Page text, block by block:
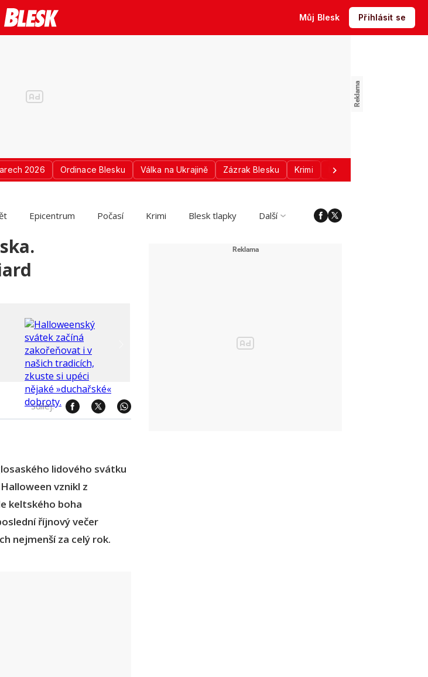
Můj Blesk Přihlásit se
2026 Ordinace Blesku Válka na Ukrajině Zázrak Blesku Krimi Donald Trump
Epicentrum Počasí Krimi Blesk tlapky Další
Sdílej:
lidového svátku
Halloween vznikl z
keltského boha
říjnový večer
nejmenší za celý rok.